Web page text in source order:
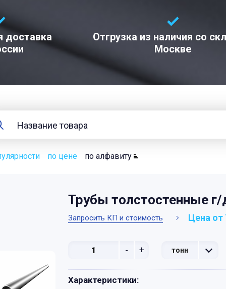
доставка
Отгрузка из наличия со
Москве
по цене по алфавиту
Трубы толстостенные
Запросить КП и стоимость Цена от
- + тонн
Характеристики: